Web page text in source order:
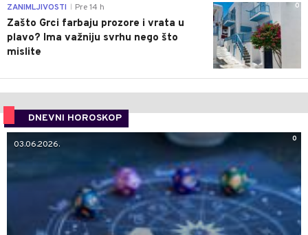
0
ZANIMLJIVOSTI Pre 14 h
Zašto Grci farbaju prozore i vrata u
plavo? Ima važniju svrhu nego što
mislite
DNEVNI HOROSKOP
0
03.06.2026.